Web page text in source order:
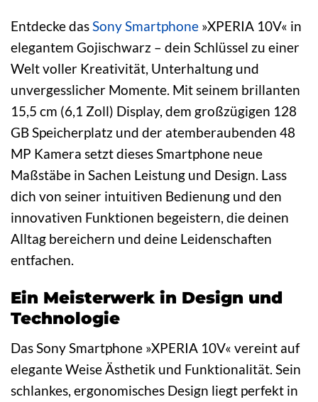
Entdecke das Sony Smartphone »XPERIA 10V« in
elegantem Gojischwarz – dein Schlüssel zu einer
Welt voller Kreativität, Unterhaltung und
unvergesslicher Momente. Mit seinem brillanten
15,5 cm (6,1 Zoll) Display, dem großzügigen 128
GB Speicherplatz und der atemberaubenden 48
MP Kamera setzt dieses Smartphone neue
Maßstäbe in Sachen Leistung und Design. Lass
dich von seiner intuitiven Bedienung und den
innovativen Funktionen begeistern, die deinen
Alltag bereichern und deine Leidenschaften
entfachen.
Ein Meisterwerk in Design und
Technologie
Das Sony Smartphone »XPERIA 10V« vereint auf
elegante Weise Ästhetik und Funktionalität. Sein
schlankes, ergonomisches Design liegt perfekt in